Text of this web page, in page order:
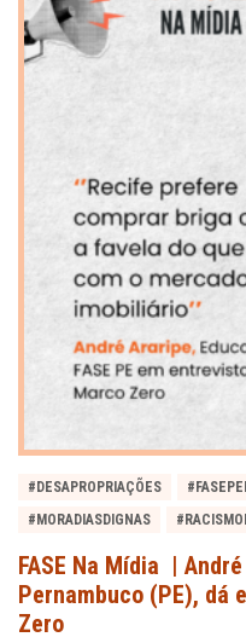
#DESAPROPRIAÇÕES
#MORADIASDIGNAS
FASE Na Mídia |
Pernambuco (PE), dá
Zero